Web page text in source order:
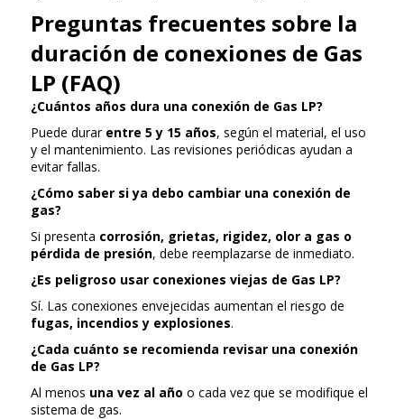
Preguntas frecuentes sobre la
duración de conexiones de Gas
LP (FAQ)
¿Cuántos años dura una conexión de Gas LP?
Puede durar entre 5 y 15 años, según el material, el uso
y el mantenimiento. Las revisiones periódicas ayudan a
evitar fallas.
¿Cómo saber si ya debo cambiar una conexión de
gas?
Si presenta corrosión, grietas, rigidez, olor a gas o
pérdida de presión, debe reemplazarse de inmediato.
¿Es peligroso usar conexiones viejas de Gas LP?
Sí. Las conexiones envejecidas aumentan el riesgo de
fugas, incendios y explosiones.
¿Cada cuánto se recomienda revisar una conexión
de Gas LP?
Al menos una vez al año o cada vez que se modifique el
sistema de gas.